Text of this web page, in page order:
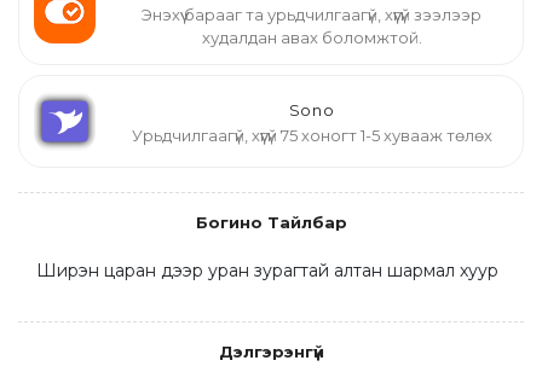
Энэхүү барааг та урьдчилгаагүй, хүүгүй зээлээр
худалдан авах боломжтой.
Sono
Урьдчилгаагүй, хүүгүй 75 хоногт 1-5 хувааж төлөх
Богино Тайлбар
Ширэн царан дээр уран зурагтай алтан шармал хуур
Дэлгэрэнгүй